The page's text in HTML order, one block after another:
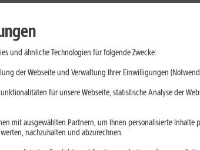
und ähnliche Technologien für folgende Zwecke:
der Webseite und Verwaltung Ihrer Einwilligungen
für unsere Webseite, statistische Analyse der
mit ausgewählten Partnern, um Ihnen personalisierte Inhalte
nachzuhalten und abzurechnen.